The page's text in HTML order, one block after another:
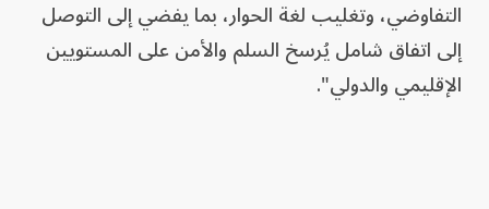
التفاوضي، وتغليب لغة الحوار، بما يفضي إلى التوصل
إلى اتفاق شامل يُرسخ السلم والأمن على المستويين
الإقليمي والدولي".